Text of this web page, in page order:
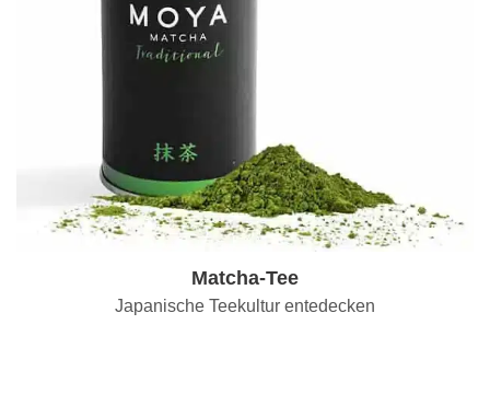
Matcha-Tee
Japanische Teekultur entedecken